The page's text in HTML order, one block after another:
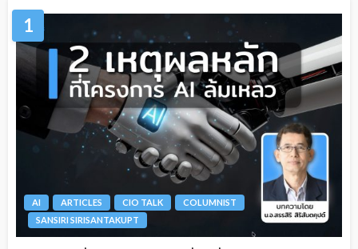
1
AI ARTICLES CIO TALK
COLUMNIST
SANSIRI SIRISANTAKUPT